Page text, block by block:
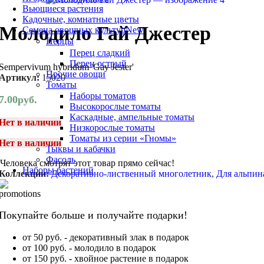
Вьющиеся растения
Кадочные, комнатные цветы
Семена овощных культурNew
Перцы
Перец сладкий
Перец острый
Прочие овощи
Томаты
Наборы томатов
Высокорослые томаты
Каскадные, ампельные томаты
Низкорослые томаты
Томаты из серии «Гномы»
Тыквы и кабачки
Фасоль
Наборы растений
Гай Джестер
hybridum 'Gay Jester'
15020
руб.
в наличии
в наличии
Человека смотрят этот товар прямо сейчас!
Декоративно-лиственный многолетник, Для
больше и получайте подарки!
от 50 руб. - декоративный злак в подарок
от 100 руб. - молодило в подарок
от 150 руб. - хвойное растение в подарок